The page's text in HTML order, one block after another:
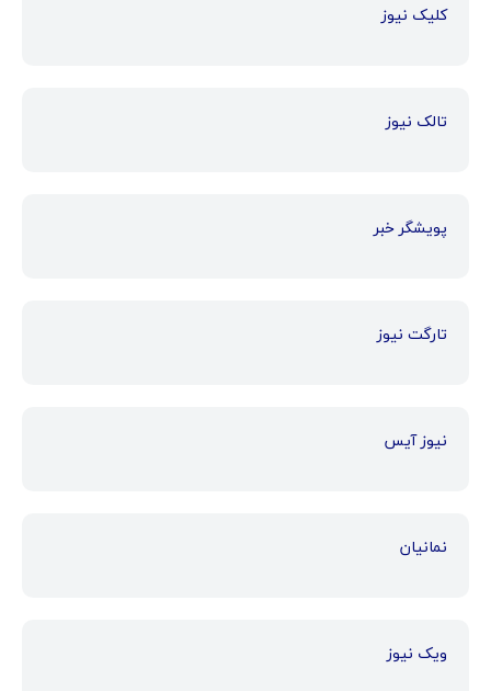
کلیک نیوز
تالک نیوز
پویشگر خبر
تارگت نیوز
نیوز آیس
نمانیان
ویک نیوز